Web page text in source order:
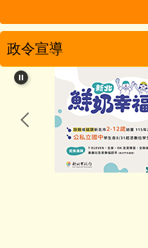
test
學校簡介
學校特色
政令宣導